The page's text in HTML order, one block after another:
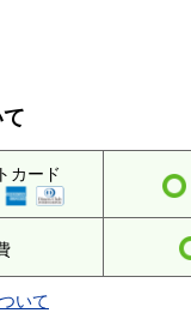
カード
いて